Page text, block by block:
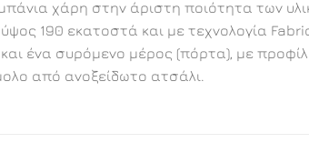
χάρη στην άριστη ποιότητα των
190 εκατοστά και με τεχνολογία
συρόμενο μέρος (πόρτα), με προφίλ
από ανοξείδωτο ατσάλι.